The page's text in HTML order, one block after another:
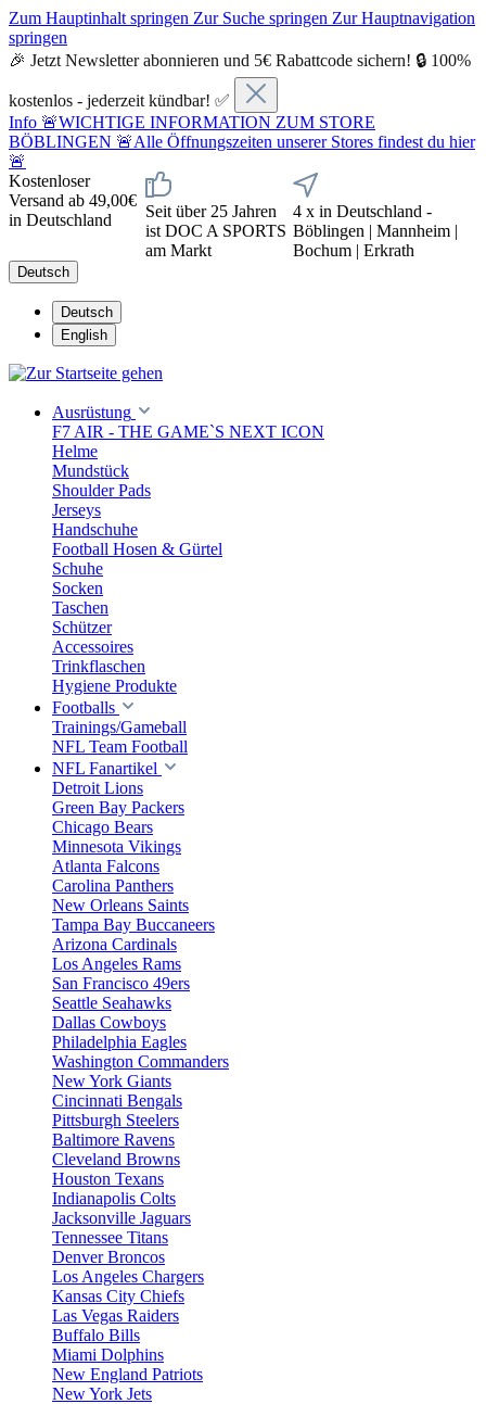
Zum Hauptinhalt springen Zur Suche springen Zur Hauptnavigation
springen
🎉 Jetzt Newsletter abonnieren und 5€ Rabattcode sichern! 🔒 100%
kostenlos - jederzeit kündbar! ✅
Info 🚨WICHTIGE INFORMATION ZUM STORE
BÖBLINGEN 🚨Alle Öffnungszeiten unserer Stores findest du hier
🚨
Kostenloser
Versand ab 49,00€
in Deutschland
Seit über 25 Jahren
ist DOC A SPORTS
am Markt
4 x in Deutschland -
Böblingen | Mannheim |
Bochum | Erkrath
Deutsch
Deutsch
English
Ausrüstung
F7 AIR - THE GAME`S NEXT ICON
Helme
Mundstück
Shoulder Pads
Jerseys
Handschuhe
Football Hosen & Gürtel
Schuhe
Socken
Taschen
Schützer
Accessoires
Trinkflaschen
Hygiene Produkte
Footballs
Trainings/Gameball
NFL Team Football
NFL Fanartikel
Detroit Lions
Green Bay Packers
Chicago Bears
Minnesota Vikings
Atlanta Falcons
Carolina Panthers
New Orleans Saints
Tampa Bay Buccaneers
Arizona Cardinals
Los Angeles Rams
San Francisco 49ers
Seattle Seahawks
Dallas Cowboys
Philadelphia Eagles
Washington Commanders
New York Giants
Cincinnati Bengals
Pittsburgh Steelers
Baltimore Ravens
Cleveland Browns
Houston Texans
Indianapolis Colts
Jacksonville Jaguars
Tennessee Titans
Denver Broncos
Los Angeles Chargers
Kansas City Chiefs
Las Vegas Raiders
Buffalo Bills
Miami Dolphins
New England Patriots
New York Jets